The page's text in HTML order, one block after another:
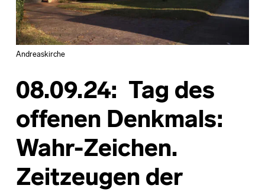
Andreaskirche
08.09.24: Tag des
offenen Denkmals:
Wahr-Zeichen.
Zeitzeugen der